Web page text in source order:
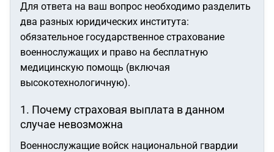
Для ответа на ваш вопрос необходимо разделить
два разных юридических института:
обязательное государственное страхование
военнослужащих и право на бесплатную
медицинскую помощь (включая
высокотехнологичную).
1. Почему страховая выплата в данном
случае невозможна
Военнослужащие войск национальной гвардии